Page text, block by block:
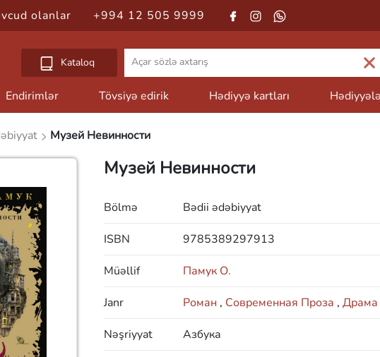
olanlar +994 12 505 9999
Kataloq
Endirimlər Tövsiyə edirik Hədiyyə kartları
Музей Невинности
Музей Невинности
Bölmə Bədii ədəbiyyat
ISBN 9785389297913
Müəllif Памук О.
Janr Роман , Современная Проза , Драма
Nəşriyyat Азбука